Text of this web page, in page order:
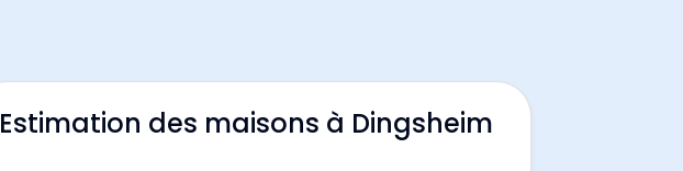
Estimation des maisons à Dingsheim